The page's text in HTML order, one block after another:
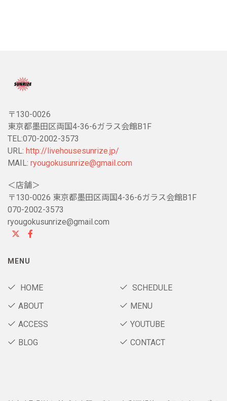
〒130-0026
東京都墨田区両国4-36-6ガラス会館B1F
TEL:070-2002-3573
URL: http://livehousesunrize.jp/
MAIL: ryougokusunrize@gmail.com
＜店舗＞
〒130-0026 東京都墨田区両国4-36-6ガラス会館B1F
070-2002-3573
ryougokusunrize@gmail.com
MENU
HOME
SCHEDULE
ABOUT
MENU
ACCESS
YOUTUBE
BLOG
CONTACT